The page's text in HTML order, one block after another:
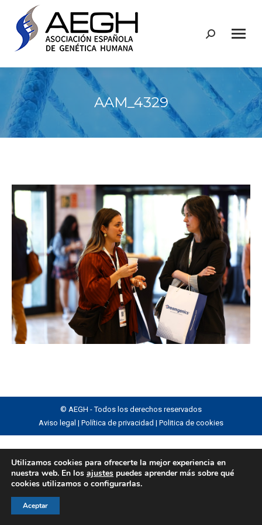
Buscar:
AAM_4329
© AEGH - Todos los derechos reservados
Aviso legal | Política de privacidad | Politica de cookies
Utilizamos cookies para ofrecerte la mejor experiencia en
nuestra web. En los ajustes puedes aprender más sobre qué
cookies utilizamos o configurarlas.
Aceptar